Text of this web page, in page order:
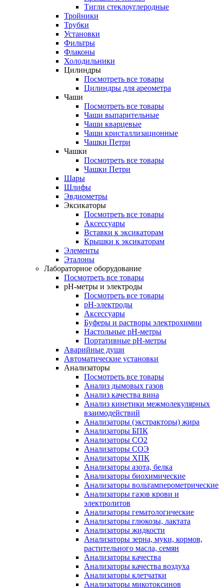
Тигли стеклоуглеродные
Тройники
Трубки
Установки
Фильтры
Флаконы
Холодильники
Цилиндры
Посмотреть все товары
Цилиндры для ареометра
Чаши
Посмотреть все товары
Чаши выпарительные
Чаши кварцевые
Чаши кристаллизационные
Чашки Петри
Чашки
Посмотреть все товары
Чашки Петри
Шары
Шлифы
Эвдиометры
Эксикаторы
Посмотреть все товары
Аксессуары
Вставки к эксикаторам
Крышки к эксикаторам
Элементы
Эталоны
Лабораторное оборудование
Посмотреть все товары
pH-метры и электроды
Посмотреть все товары
pH-электроды
Аксессуары
Буферы и растворы электрохимии
Настольные рН-метры
Портативные рН-метры
Аварийные души
Автоматические установки
Анализаторы
Посмотреть все товары
Анализ дымовых газов
Анализ качества вина
Анализ кинетики межмолекулярных
взаимодействий
Анализаторы (экстракторы) жира
Анализаторы БПК
Анализаторы СО2
Анализаторы СОЭ
Анализаторы ХПК
Анализаторы азота, белка
Анализаторы биохимические
Анализаторы вольтамперометрические
Анализаторы газов крови и
электролитов
Анализаторы гематологические
Анализаторы глюкозы, лактата
Анализаторы жидкости
Анализаторы зерна, муки, кормов,
растительного масла, семян
Анализаторы качества
Анализаторы качества воздуха
Анализаторы клетчатки
Анализаторы микотоксинов